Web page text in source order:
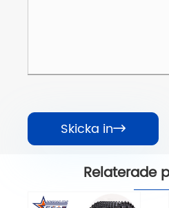
Skicka in
Relaterade